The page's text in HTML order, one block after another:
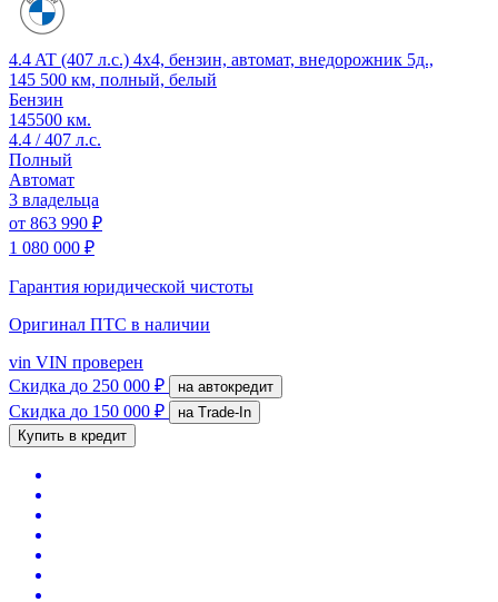
4.4 AT (407 л.с.) 4x4, бензин, автомат, внедорожник 5д.,
145 500 км, полный, белый
Бензин
145500 км.
4.4 / 407 л.с.
Полный
Автомат
3 владельца
от 863 990 ₽
1 080 000 ₽
Гарантия юридической чистоты
Оригинал ПТС в наличии
vin VIN проверен
Скидка до 250 000 ₽ на автокредит
Скидка до 150 000 ₽
на Trade-In
Купить в кредит